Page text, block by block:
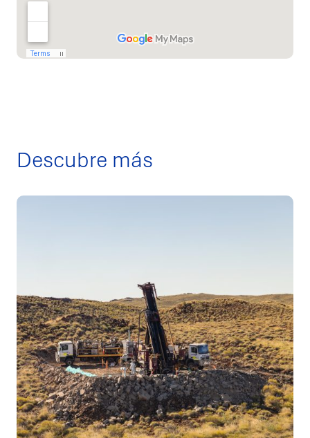
Descubre más